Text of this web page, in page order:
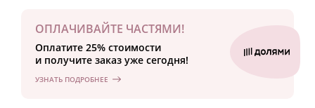
ОПЛАЧИВАЙТЕ ЧАСТЯМИ!
Оплатите 25% стоимости
и получите заказ уже сегодня!
УЗНАТЬ ПОДРОБНЕЕ